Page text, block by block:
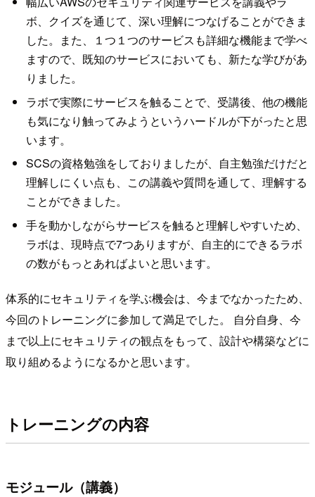
ボ、クイズを通じて、深い理解につなげることができま
した。また、１つ１つのサービスも詳細な機能まで学べ
ますので、既知のサービスにおいても、新たな学びがあ
りました。
ラボで実際にサービスを触ることで、受講後、他の機能
も気になり触ってみようというハードルが下がったと思
います。
SCSの資格勉強をしておりましたが、自主勉強だけだと
理解しにくい点も、この講義や質問を通して、理解する
ことができました。
手を動かしながらサービスを触ると理解しやすいため、
ラボは、現時点で7つありますが、自主的にできるラボ
の数がもっとあればよいと思います。
体系的にセキュリティを学ぶ機会は、今までなかったため、
今回のトレーニングに参加して満足でした。 自分自身、今
まで以上にセキュリティの観点をもって、設計や構築などに
取り組めるようになるかと思います。
トレーニングの内容
モジュール（講義）